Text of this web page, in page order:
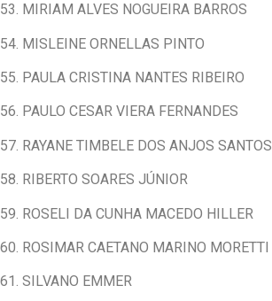
53. MIRIAM ALVES NOGUEIRA BARROS
54. MISLEINE ORNELLAS PINTO
55. PAULA CRISTINA NANTES RIBEIRO
56. PAULO CESAR VIERA FERNANDES
57. RAYANE TIMBELE DOS ANJOS SANTOS
58. RIBERTO SOARES JÚNIOR
59. ROSELI DA CUNHA MACEDO HILLER
60. ROSIMAR CAETANO MARINO MORETTI
61. SILVANO EMMER